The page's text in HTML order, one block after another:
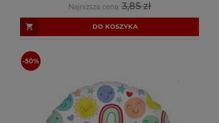
Najniższa cena:3,85 zł
DO KOSZYKA